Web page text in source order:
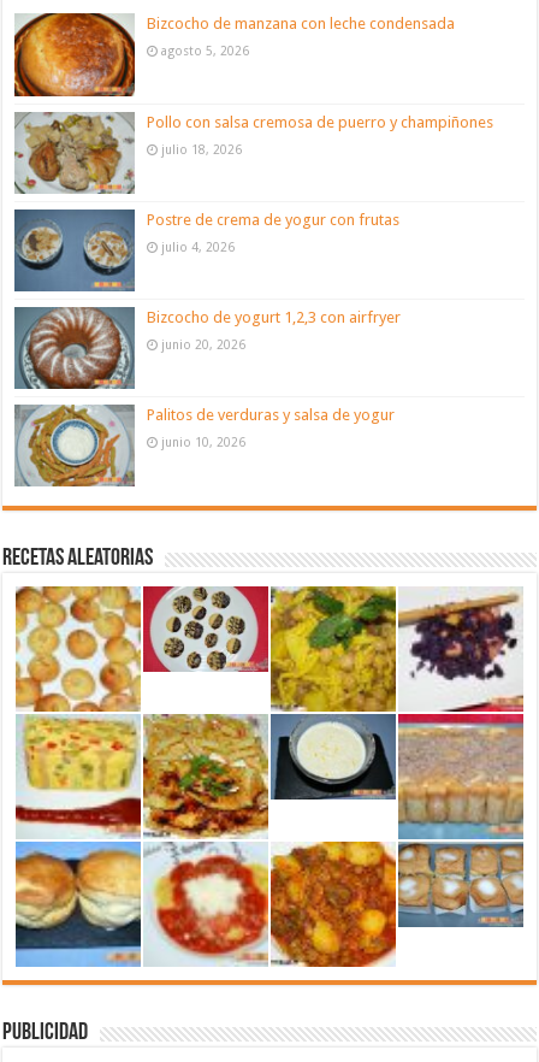
Bizcocho de manzana con leche condensada
agosto 5, 2026
Pollo con salsa cremosa de puerro y champiñones
julio 18, 2026
Postre de crema de yogur con frutas
julio 4, 2026
Bizcocho de yogurt 1,2,3 con airfryer
junio 20, 2026
Palitos de verduras y salsa de yogur
junio 10, 2026
Recetas aleatorias
Publicidad